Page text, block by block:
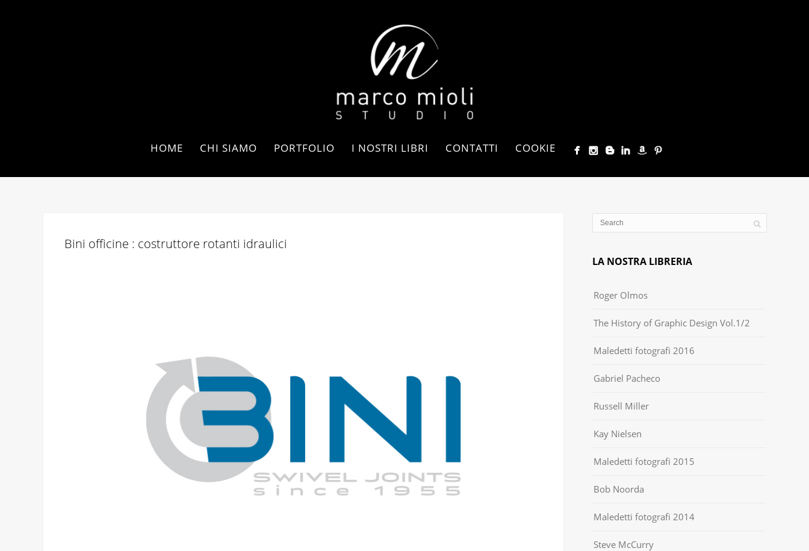
HOME CHI SIAMO PORTFOLIO I NOSTRI LIBRI CONTATTI COOKIE
Bini officine : costruttore rotanti idraulici
LA NOSTRA LIBRERIA
Roger Olmos
The History of Graphic Design Vol.1/2
Maledetti fotografi 2016
Gabriel Pacheco
Russell Miller
Kay Nielsen
Maledetti fotografi 2015
Bob Noorda
Maledetti fotografi 2014
Steve McCurry